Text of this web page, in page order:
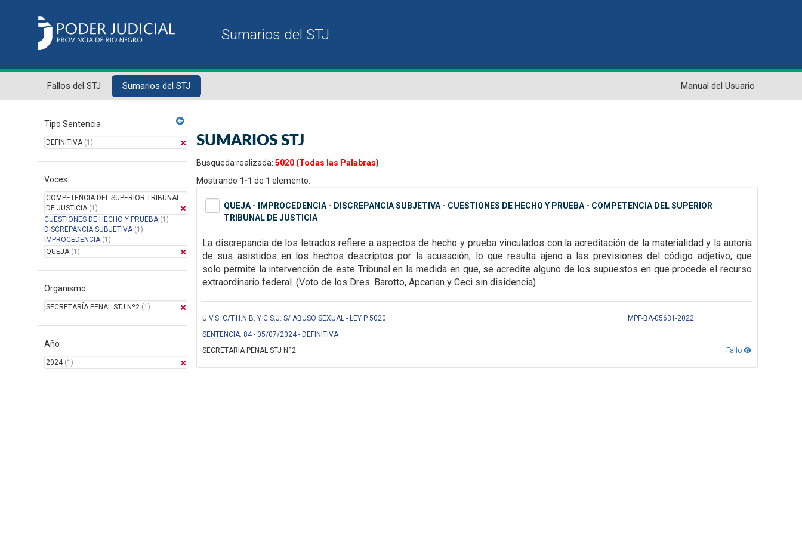
Fallos del STJ Sumarios del STJ Manual del Usuario
Tipo Sentencia
DEFINITIVA(1)
Voces
COMPETENCIA DEL SUPERIOR TRIBUNAL
DE JUSTICIA(1)
CUESTIONES DE HECHO Y PRUEBA(1)
DISCREPANCIA SUBJETIVA(1)
IMPROCEDENCIA(1)
QUEJA(1)
Organismo
SECRETARÍA PENAL STJ Nº2 (1)
Año
2024(1)
SUMARIOS STJ
Busqueda realizada: 5020 (Todas las Palabras)
Mostrando 1-1 de 1 elemento.
QUEJA - IMPROCEDENCIA - DISCREPANCIA SUBJETIVA - CUESTIONES DE HECHO Y PRUEBA - COMPETENCIA DEL SUPERIOR
TRIBUNAL DE JUSTICIA
La discrepancia de los letrados refiere a aspectos de hecho y prueba vinculados con la acreditación de la materialidad y la autoría
de sus asistidos en los hechosdescriptos por la acusación, lo que resulta ajeno a las previsiones del código adjetivo, que
solo permite la intervención de este Tribunal en la medida en que, se acredite alguno de los supuestos en que procede el recurso
extraordinario federal. (Voto de los Dres. Barotto, Apcarian y Ceci sin disidencia)
U.V.S. C/T.H.N.B. Y C.S.J. S/ ABUSO SEXUAL - LEY P 5020
MPF-BA-05631-2022
SENTENCIA: 84 - 05/07/2024 - DEFINITIVA
Fallo
SECRETARÍA PENAL STJ Nº2